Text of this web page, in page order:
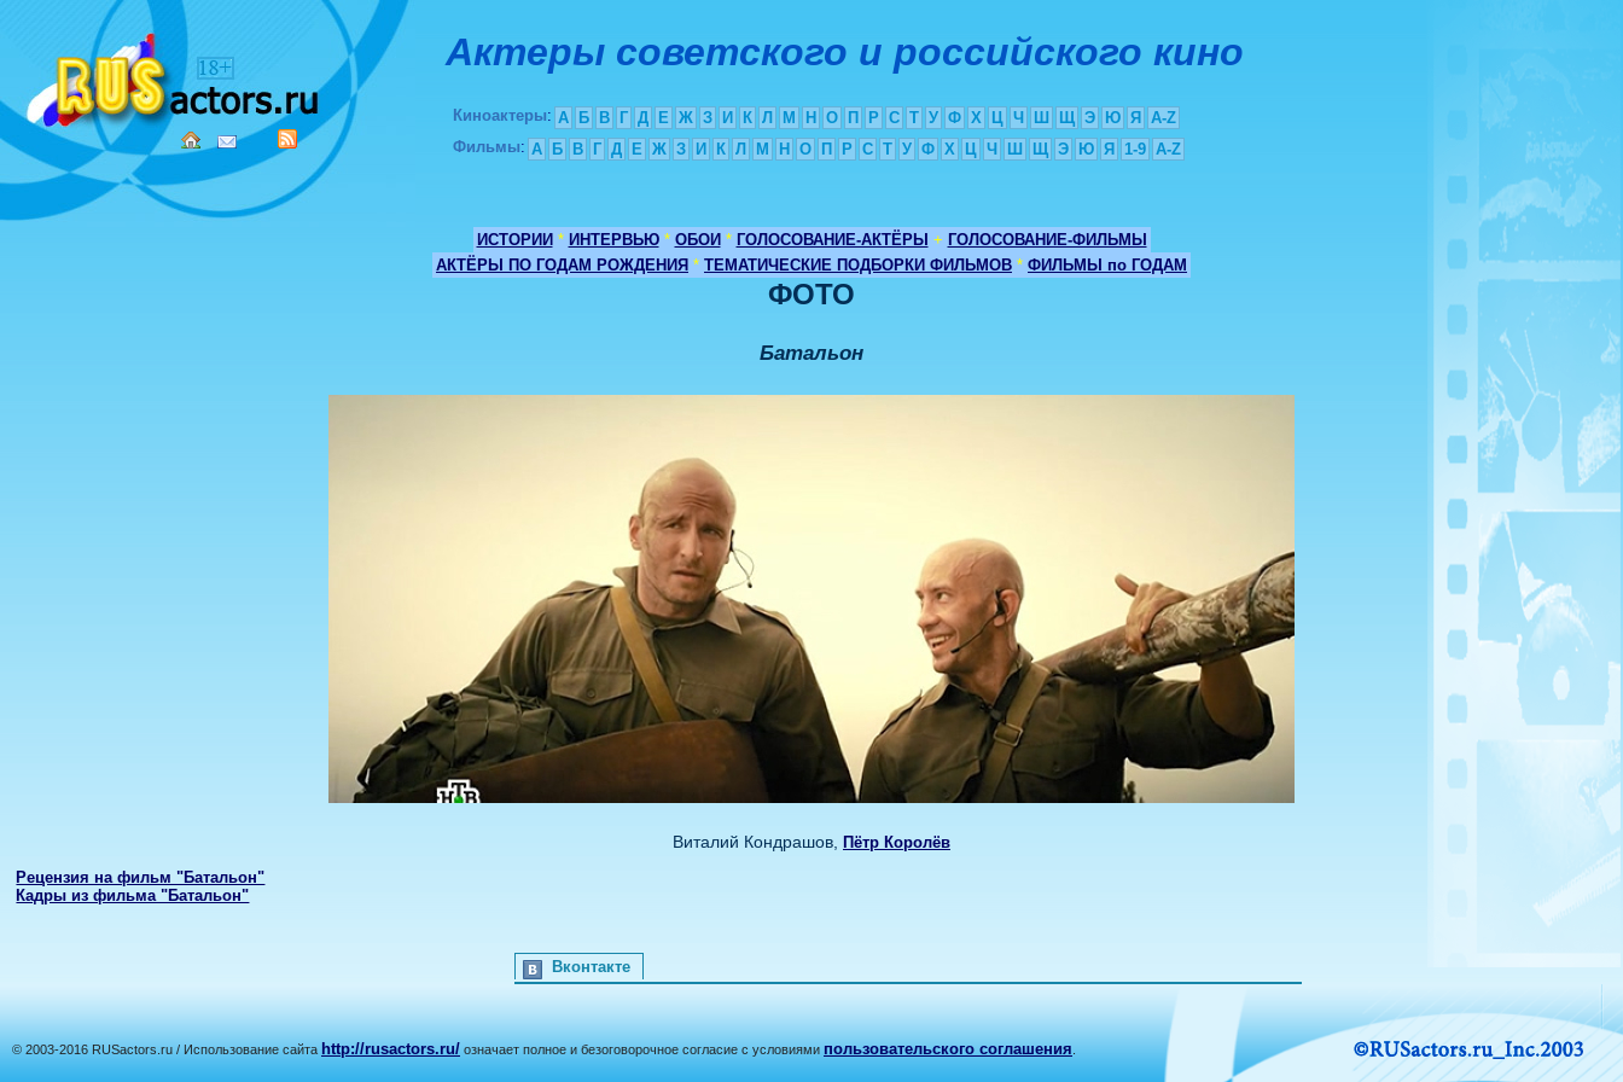
Актеры советского и российского кино
Киноактеры: А Б В Г Д Е Ж З И К Л М Н О П Р С Т У Ф Х Ц Ч Ш Щ Э Ю Я
A-Z
Фильмы: А Б В Г Д Е Ж З И К Л М Н О П Р С Т У Ф Х Ц Ч Ш Щ Э Ю Я 1-9 A-Z
ИСТОРИИ * ИНТЕРВЬЮ * ОБОИ * ГОЛОСОВАНИЕ-АКТЁРЫ + ГОЛОСОВАНИЕ-ФИЛЬМЫ
АКТЁРЫ ПО ГОДАМ РОЖДЕНИЯ * ТЕМАТИЧЕСКИЕ ПОДБОРКИ ФИЛЬМОВ * ФИЛЬМЫ по ГОДАМ
ФОТО
Батальон
Виталий Кондрашов,
Пётр Королёв
Рецензия на фильм "Батальон"
Кадры из фильма "Батальон"
Вконтакте
© 2003-2016 RUSactors.ru / Использование сайта http://rusactors.ru/ означает полное и безоговорочное согласие с условиями пользовательского соглашения